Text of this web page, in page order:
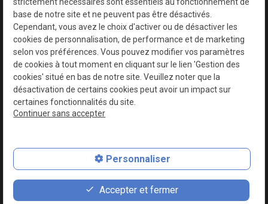
Plan du site
Mentions légales
Politique de confidentialité
strictement nécessaires sont essentiels au fonctionnement de
base de notre site et ne peuvent pas être désactivés.
Cependant, vous avez le choix d'activer ou de désactiver les
cookies de personnalisation, de performance et de marketing
selon vos préférences. Vous pouvez modifier vos paramètres
de cookies à tout moment en cliquant sur le lien 'Gestion des
cookies' situé en bas de notre site. Veuillez noter que la
désactivation de certains cookies peut avoir un impact sur
certaines fonctionnalités du site.
Continuer sans accepter
Personnaliser
Accepter et fermer